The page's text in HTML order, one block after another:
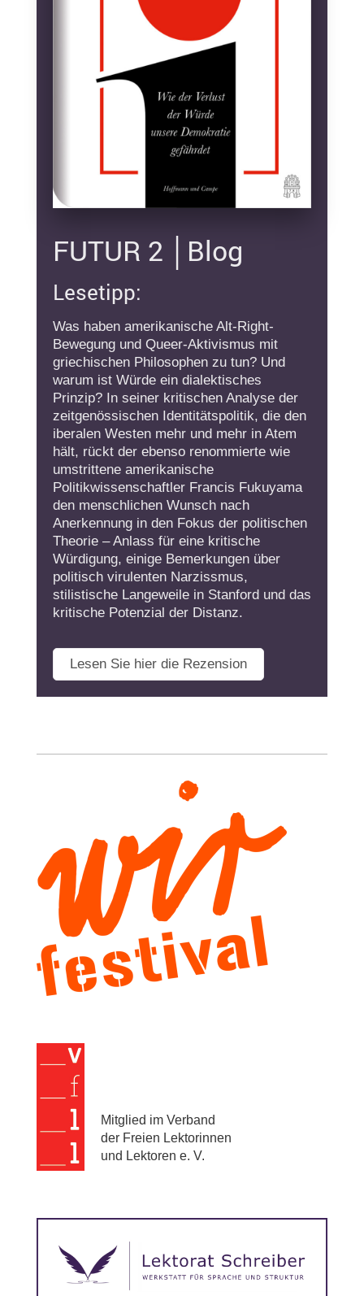
FUTUR 2 │Blog
Lesetipp:
Was haben amerikanische Alt-Right-
Bewegung und Queer-Aktivismus mit
griechischen Philosophen zu tun? Und
warum ist Würde ein dialektisches
Prinzip? In seiner kritischen Analyse der
zeitgenössischen Identitätspolitik, die den
iberalen Westen mehr und mehr in Atem
hält, rückt der ebenso renommierte wie
umstrittene amerikanische
Politikwissenschaftler Francis Fukuyama
den menschlichen Wunsch nach
Anerkennung in den Fokus der politischen
Theorie – Anlass für eine kritische
Würdigung, einige Bemerkungen über
politisch virulenten Narzissmus,
stilistische Langeweile in Stanford und das
kritische Potenzial der Distanz.
Lesen Sie hier die Rezension
Mitglied im Verband
der Freien Lektorinnen
und Lektoren e. V.